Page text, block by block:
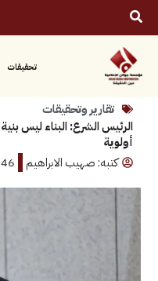
محليات
وتحقيقات
البناء ليس بنية تحتية فقط
صهيب الابراهيم 12:46 م